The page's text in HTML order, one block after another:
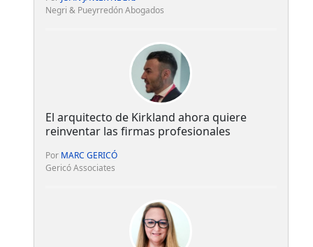
Negri & Pueyrredón Abogados
El arquitecto de Kirkland ahora quiere
reinventar las firmas profesionales
Por MARC GERICÓ
Gericó Associates